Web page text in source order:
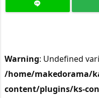
Warning: Undefined
/home/makedorama/
content/plugins/ks-